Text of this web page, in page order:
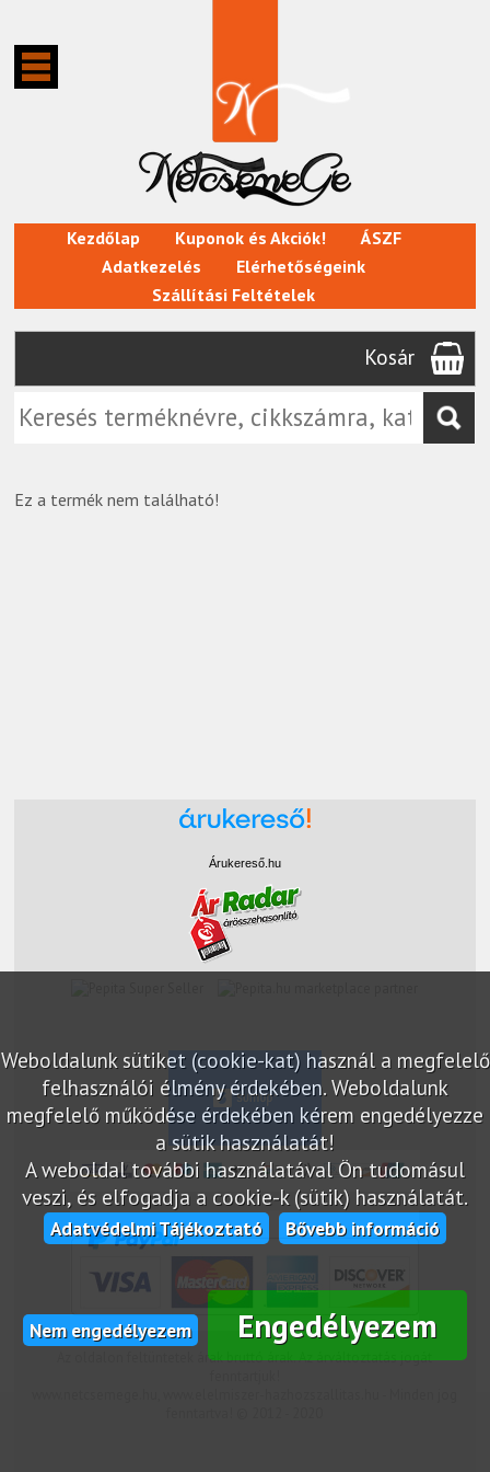
Kezdőlap Kuponok és Akciók!
ÁSZF
Adatkezelés
Elérhetőségeink
Szállítási Feltételek
Kosár
Ez a termék nem található!
Weboldalunk sütiket (cookie-kat) használ a megfelelő
felhasználói élmény érdekében. Weboldalunk
megfelelő működése érdekében kérem engedélyezze
a sütik használatát!
A weboldal további használatával Ön tudomásul
veszi, és elfogadja a cookie-k (sütik) használatát.
Adatvédelmi Tájékoztató Bővebb információ
Nem engedélyezem Engedélyezem
Árukereső.hu
Az oldalon feltüntetek árak bruttó árak. Az árváltoztatás jogát